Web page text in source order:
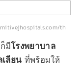
th
มีโรงพยาบาล
ลียน ที่พร้อมให้